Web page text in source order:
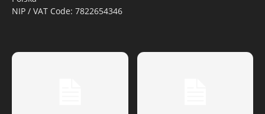
NIP / VAT Code: 7822654346